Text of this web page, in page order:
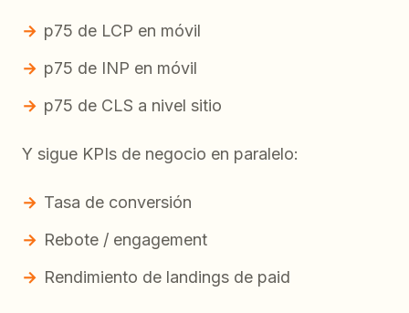
p75 de LCP en móvil
p75 de INP en móvil
p75 de CLS a nivel sitio
Y sigue KPIs de negocio en paralelo:
Tasa de conversión
Rebote / engagement
Rendimiento de landings de paid